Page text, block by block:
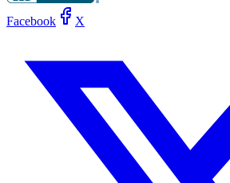
Facebook X